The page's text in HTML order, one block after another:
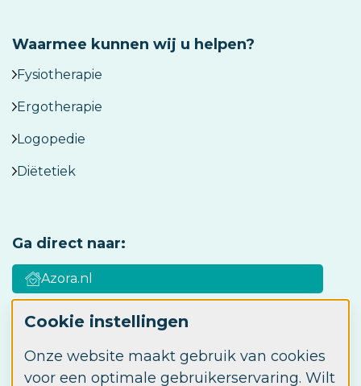
Cookie instellingen
Onze website maakt gebruik van cookies
voor een optimale gebruikerservaring. Wilt
Waarmee kunnen wij u helpen?
Fysiotherapie
Ergotherapie
Logopedie
Diëtetiek
Ga direct naar:
Azora.nl
Azora Academy
Werken bij Azora